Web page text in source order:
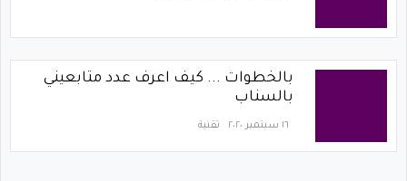
بالخطوات ... كيف اعرف عدد متابعيني
بالسناب
١٦ سبتمبر ٢٠٢٠ تقنية